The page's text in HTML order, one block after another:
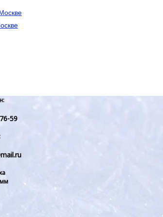
59